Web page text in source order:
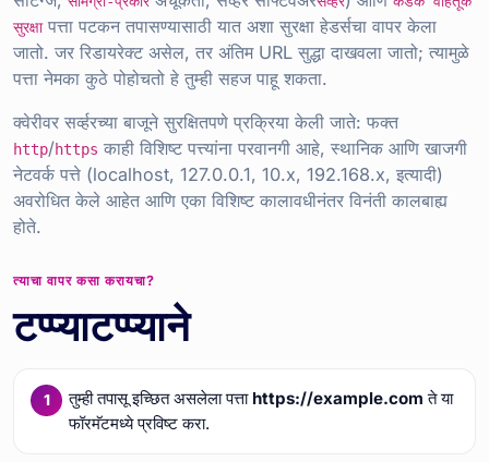
सुरक्षापत्ता पटकन तपासण्यासाठी यात अशा सुरक्षा हेडर्सचा वापर केला
जातो. जर रिडायरेक्ट असेल, तर अंतिम URL सुद्धा दाखवला जातो; त्यामुळे
पत्ता नेमका कुठे पोहोचतो हे तुम्ही सहज पाहू शकता.
क्वेरीवर सर्व्हरच्या बाजूने सुरक्षितपणे प्रक्रिया केली जाते: फक्त
http/https काही विशिष्ट पत्त्यांना परवानगी आहे, स्थानिक आणि खाजगी
नेटवर्क पत्ते (localhost, 127.0.0.1, 10.x, 192.168.x, इत्यादी)
अवरोधित केले आहेत आणि एका विशिष्ट कालावधीनंतर विनंती कालबाह्य
होते.
त्याचा वापर कसा करायचा?
टप्प्याटप्प्याने
तुम्ही तपासू इच्छित असलेला पत्ता https://example.com ते या
फॉरमॅटमध्ये प्रविष्ट करा.